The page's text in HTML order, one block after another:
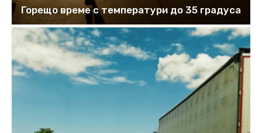
Горещо време с температури до 35 градуса